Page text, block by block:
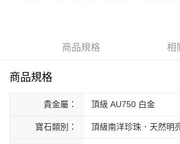
商品規格 相
商品規格
貴金屬： 頂級 AU750 白金
寶石類別： 頂級南洋珍珠．天然明